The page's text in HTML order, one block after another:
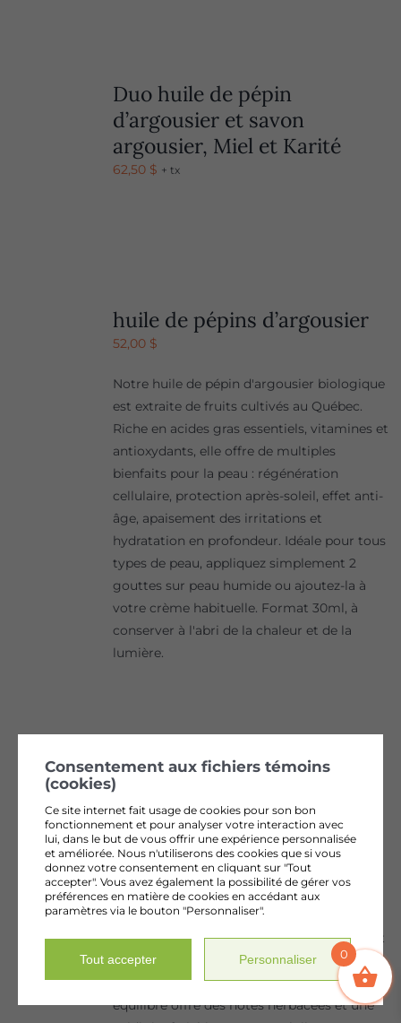
Duo huile de pépin
d’argousier et savon
argousier, Miel et Karité
62,50 $ + tx
huile de pépins d’argousier
52,00 $
Notre huile de pépin d'argousier biologique
est extraite de fruits cultivés au Québec.
Riche en acides gras essentiels, vitamines et
antioxydants, elle offre de multiples
bienfaits pour la peau : régénération
cellulaire, protection après-soleil, effet anti-
âge, apaisement des irritations et
hydratation en profondeur. Idéale pour tous
types de peau, appliquez simplement 2
gouttes sur peau humide ou ajoutez-la à
votre crème habituelle. Format 30ml, à
conserver à l'abri de la chaleur et de la
lumière.
KOMBUCHA À LA FEUILLE
D’ARGOUSIER 750 ML
L'infusion fermentée signature
Innovation unique certifiée Aliments du
Québec, ce kombucha révolutionnaire est
élaboré sans thé, en utilisant exclusivement
les feuilles d'argousier de notre ferme, du
jus d'argouse et du basilic sacré. Son profil
équilibré offre des notes herbacées et une
Consentement aux fichiers témoins
(cookies)
Ce site internet fait usage de cookies pour son bon
fonctionnement et pour analyser votre interaction avec
lui, dans le but de vous offrir une expérience personnalisée
et améliorée. Nous n'utiliserons des cookies que si vous
donnez votre consentement en cliquant sur "Tout
accepter". Vous avez également la possibilité de gérer vos
préférences en matière de cookies en accédant aux
paramètres via le bouton "Personnaliser".
Tout accepter Personnaliser 0